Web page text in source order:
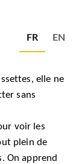
FR EN
elle ne
sans
voir les
plein de
On apprend